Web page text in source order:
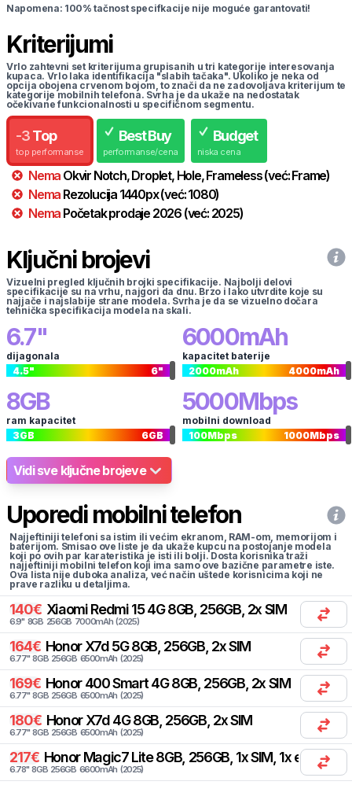
Napomena: 100% tačnost specifkacije nije moguće garantovati!
Kriterijumi
Vrlo zahtevni set kriterijuma grupisanih u tri kategorije interesovanja
kupaca. Vrlo laka identifikacija "slabih tačaka". Ukoliko je neka od
opcija obojena crvenom bojom, to znači da ne zadovoljava kriterijum te
kategorije mobilnih telefona. Svrha je da ukaže na nedostatak
očekivane funkcionalnosti u specifičnom segmentu.
-3 Top
top performanse
Best Buy
performanse/cena
Budget
niska cena
Nema Okvir Notch, Droplet, Hole, Frameless(već:Frame)
Nema Rezolucija 1440px(već:1080)
Nema Početak prodaje 2026 (već: 2025)
Ključni brojevi
Vizuelni pregled ključnih brojki specifikacije. Najbolji delovi
specifikacije su na vrhu, najgori da dnu. Brzo i lako utvrdite koje su
najjače i najslabije strane modela. Svrha je da se vizuelno dočara
tehnička specifikacija modela na skali.
6.7"
dijagonala
4.5" 6"
6000mAh
kapacitet baterije
2000mAh 4000mAh
8GB
ram kapacitet
3GB 6GB
5000Mbps
mobilni download
100Mbps 1000Mbps
Vidi sve ključne brojeve
Uporedi mobilni telefon
Najjeftiniji telefoni sa istim ili većim ekranom, RAM-om, memorijom i
baterijom. Smisao ove liste je da ukaže kupcu na postojanje modela
koji po ovih par karateristika je isti ili bolji. Dosta korisnika traži
najjeftiniji mobilni telefon koji ima samo ove bazične parametre iste.
Ova lista nije duboka analiza, već način uštede korisnicima koji ne
prave razliku u detaljima.
140€ Xiaomi Redmi 15 4G 8GB, 256GB, 2x SIM
6.9" 8GB 256GB 7000mAh (2025)
164€ Honor X7d 5G 8GB, 256GB, 2x SIM
6.77" 8GB 256GB 6500mAh (2025)
169€ Honor 400 Smart 4G 8GB, 256GB, 2x SIM
6.77" 8GB 256GB 6500mAh (2025)
180€ Honor X7d 4G 8GB, 256GB, 2x SIM
6.77" 8GB 256GB 6500mAh (2025)
217€ Honor Magic7 Lite 8GB, 256GB, 1x SIM, 1x eSIM
6.78" 8GB 256GB 6600mAh (2025)